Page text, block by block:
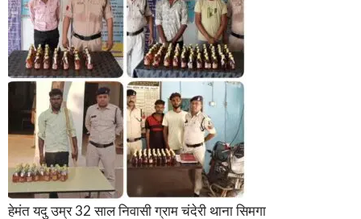
हेमंत यदु उम्र 32 साल निवासी ग्राम चंदेरी थाना सिमगा